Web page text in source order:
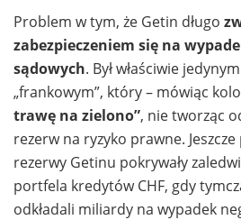
Problem w tym, że Getin długo
zabezpieczeniem się na
sądowych. Był właściwie
„frankowym”, który – mówiąc
trawę na zielono”, nie tworząc
rezerw na ryzyko prawne.
rezerwy Getinu pokrywały
portfela kredytów CHF, gdy
odkładali miliardy na wypadek